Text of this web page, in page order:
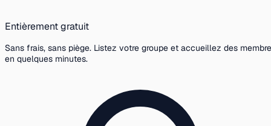
Entièrement gratuit
Sans frais, sans piège. Listez votre groupe et accueillez des
en quelques minutes.